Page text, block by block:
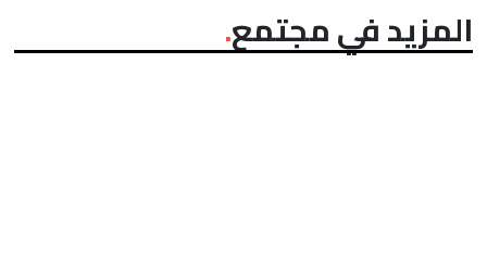
المزيد في مجتمع